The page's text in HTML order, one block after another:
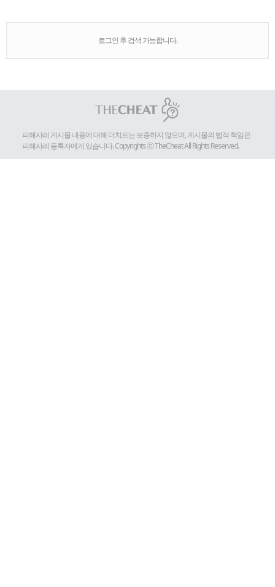
로그인 후 검색 가능합니다.
피해사례 게시물 내용에 대해 더치트는 보증하지 않으며, 게시물의 법적 책임은
피해사례 등록자에게 있습니다. Copyrights ⓒ TheCheat All Rights Reserved.